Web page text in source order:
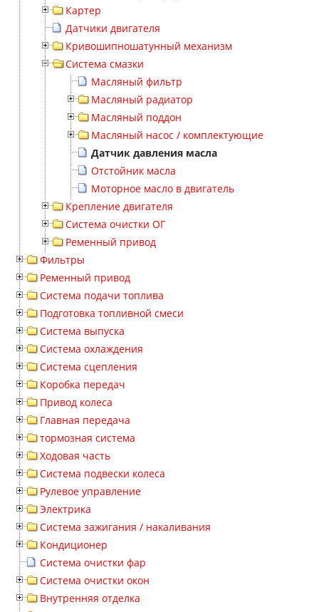
Картер
Датчики двигателя
Кривошипношатунный механизм
Система смазки
Масляный фильтр
Масляный радиатор
Масляный поддон
Масляный насос / комплектующие
Датчик давления масла
Отстойник масла
Моторное масло в двигатель
Крепление двигателя
Система очистки ОГ
Ременный привод
Фильтры
Ременный привод
Система подачи топлива
Подготовка топливной смеси
Система выпуска
Система охлаждения
Система сцепления
Коробка передач
Привод колеса
Главная передача
тормозная система
Ходовая часть
Система подвески колеса
Рулевое управление
Электрика
Система зажигания / накаливания
Кондиционер
Система очистки фар
Система очистки окон
Внутренняя отделка